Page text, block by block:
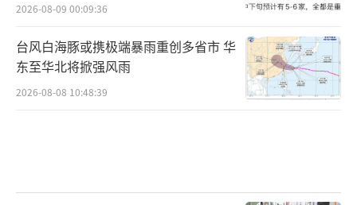
2026-08-09 00:09:36
台风白海豚或携极端暴雨重创多省市 华
东至华北将掀强风雨
2026-08-08 10:48:39